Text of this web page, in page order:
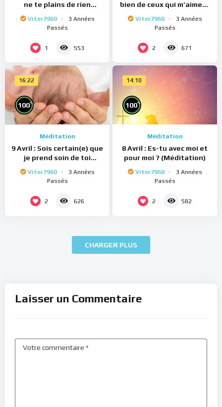
ne te plains de rien
Viter7960
3 Années
Passés
1 553
bien de ceux qui m’aiment
Viter7960
3 Années
Passés
2 671
16:22
100%
Méditation
9 Avril : Sois certain(e) que
je prend soin de toi
Viter7960
3 Années
Passés
2 626
14:10
100%
Méditation
8 Avril : Es-tu avec moi et
pour moi ? (Méditation)
Viter7960
3 Années
Passés
2 582
CHARGER PLUS
Laisser un Commentaire